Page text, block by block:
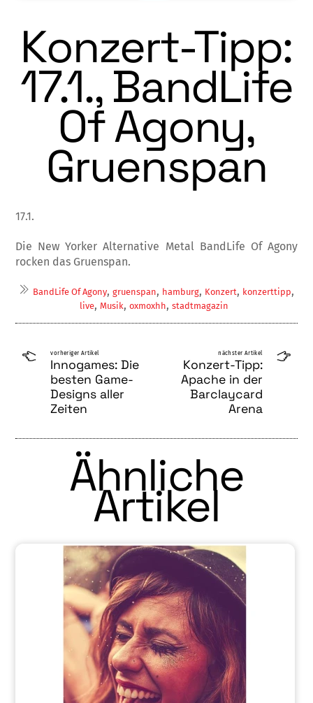
Konzert-Tipp:
17.1., BandLife
Of Agony,
Gruenspan
17.1.
Die New Yorker Alternative Metal BandLife Of Agony
rocken das Gruenspan.
BandLife Of Agony, gruenspan, hamburg, Konzert, konzerttipp,
live,Musik,oxmoxhh,stadtmagazin
vorheriger Artikel
Innogames: Die
besten Game-
Designs aller
Zeiten
nächster Artikel
Konzert-Tipp:
Apache in der
Barclaycard
Arena
Ähnliche
Artikel